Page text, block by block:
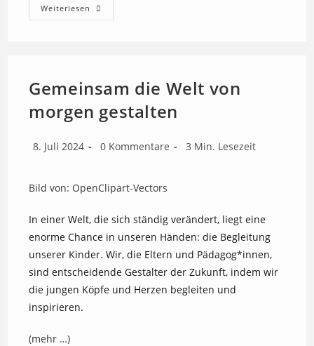
Weiterlesen Abschiede
Und
Für
Uns
Alle
Gemeinsam die Welt von
morgen gestalten
Beitrag
8. Juli 2024
Beitrags-
0 Kommentare Lesedauer:
3 Min. Lesezeit
Bild von: OpenClipart-Vectors
In einer Welt, die sich ständig verändert, liegt eine
enorme Chance in unseren Händen: die Begleitung
unserer Kinder. Wir, die Eltern und Pädagog*innen,
sind entscheidende Gestalter der Zukunft, indem wir
die jungen Köpfe und Herzen begleiten und
inspirieren.
(mehr …)